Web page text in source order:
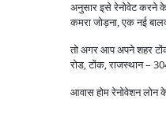
अनुसार इसे रेनोवेट करने
कमरा जोड़ना, एक नई
तो अगर आप अपने शहर
रोड, टोंक, राजस्थान –
आवास होम रेनोवेशन